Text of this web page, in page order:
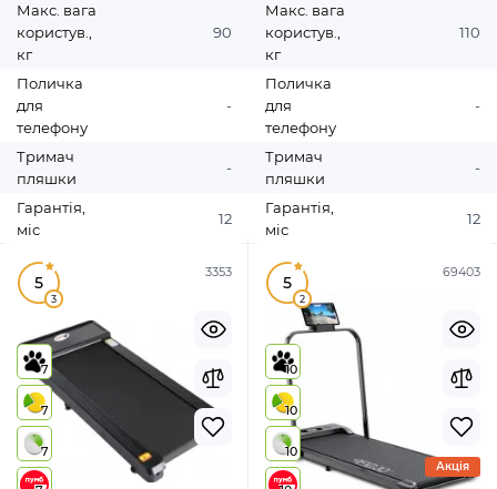
Макс. вага
користув.,
кг
90
Поличка
для
телефону
-
Тримач
пляшки
-
Гарантія,
міс
12
Макс. вага
користув.,
кг
110
Поличка
для
телефону
-
Тримач
пляшки
-
Гарантія,
міс
12
3353
5
3
7
7
7
69403
5
2
10
10
10
Акція